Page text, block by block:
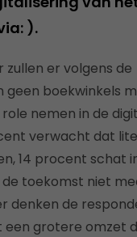
).
zullen er volgens de
boekwinkels
nemen in de
verwacht dat
14 procent schat
toekomst niet
denken de
een grotere omzet